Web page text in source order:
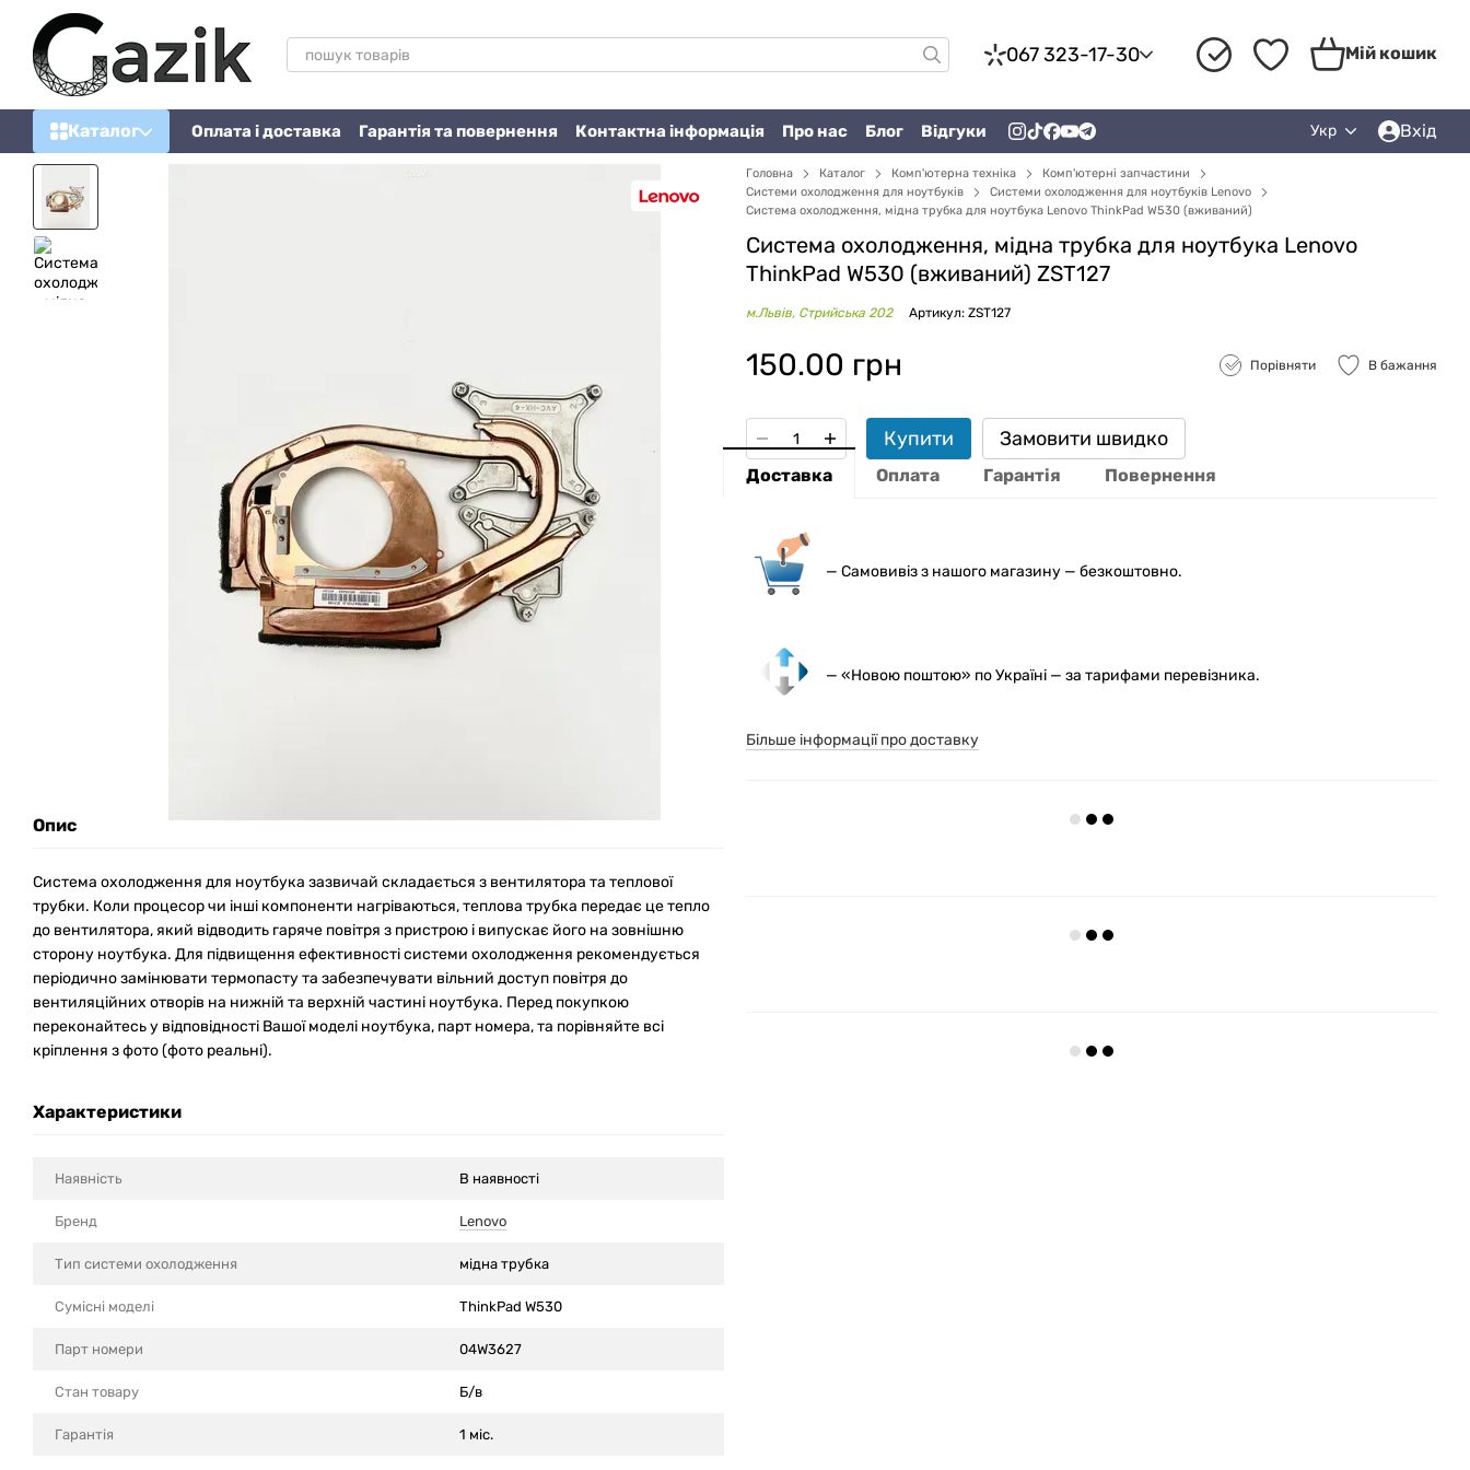
Перейти до основного контенту
067 323-17-30 Мій кошик
Каталог Оплата і доставка Гарантія та повернення Контактна інформація Про нас Блог Відгуки Укр Вхід
Опис
Система охолодження для ноутбука зазвичай складається з вентилятора та теплової
трубки. Коли процесор чи інші компоненти нагріваються, теплова трубка передає це тепло
до вентилятора, який відводить гаряче повітря з пристрою і випускає його на зовнішню
сторону ноутбука. Для підвищення ефективності системи охолодження рекомендується
періодично замінювати термопасту та забезпечувати вільний доступ повітря до
вентиляційних отворів на нижній та верхній частині ноутбука. Перед покупкою
переконайтесь у відповідності Вашої моделі ноутбука, парт номера, та порівняйте всі
кріплення з фото (фото реальні).
Характеристики
Наявність В наявності
Бренд Lenovo
Тип системи охолодження мідна трубка
Сумісні моделi ThinkPad W530
Парт номери 04W3627
Стан товару Б/в
Гарантія 1 міс.
Головна Каталог Комп'ютерна техніка
Комп'ютерні запчастини
Системи охолодження для ноутбуків
Системи охолодження для ноутбуків Lenovo
Система охолодження, мідна трубка для ноутбука Lenovo ThinkPad W530 (вживаний)
Система охолодження, мідна трубка для ноутбука Lenovo
ThinkPad W530 (вживаний) ZST127
м.Львів, Стрийська 202 Артикул: ZST127
150.00 грн Порівняти В бажання
Купити Замовити швидко
Доставка Оплата Гарантія Повернення
— Самовивіз з нашого магазину — безкоштовно.
— «Новою поштою» по Україні — за тарифами перевізника.
Більше інформації про доставку